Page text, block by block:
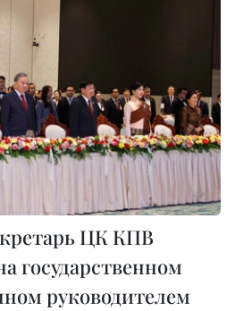
ЦК КПВ
государственном
руководителем